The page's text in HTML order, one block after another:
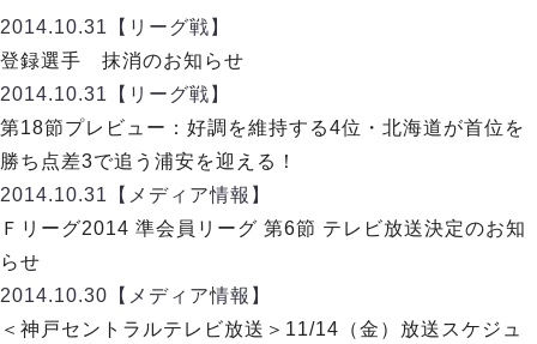
クラブ
チケット
メディア情報
フットサル日本代表
その他
順位表
戦績表
警告・退場・出場停止選手
個人ランキング｜ゴール
個人ランキング｜シュート
個人ランキング｜シュート成功率
個人ランキング｜第2PK
メットライフ生命Ｆ２リーグ
メットライフ生命Ｆ１リーグ
エスポラーダ北海道
バルドラール浦安
フウガドールすみだ
しながわシティ
立川アスレティックFC
湘南ベルマーレ
ボアルース長野
チケットを買う
アリーナ情報 ARENA
リーグ概要 ABOUT US
リーグ概要
過去の記録 ARCHIVE
2014.10.31
【リーグ戦】
登録選手 抹消のお知らせ
2014.10.31
【リーグ戦】
第18節プレビュー：好調を維持する4位・北海道が首位を
勝ち点差3で追う浦安を迎える！
2014.10.31
【メディア情報】
Ｆリーグ2014 準会員リーグ 第6節 テレビ放送決定のお知
らせ
2014.10.30 【メディア情報】
＜神戸セントラルテレビ放送＞11/14（金）放送スケジュ